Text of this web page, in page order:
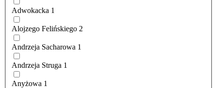
Adwokacka 1
Alojzego Felińskiego 2
Andrzeja Sacharowa 1
Andrzeja Struga 1
Anyżowa 1